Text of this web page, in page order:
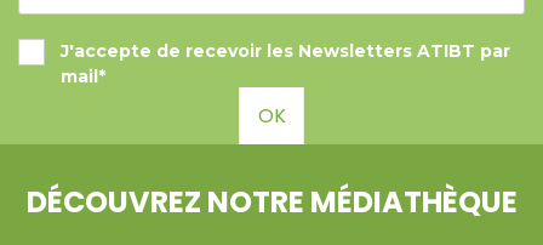
J'accepte de recevoir les Newsletters ATIBT par
mail*
OK
DÉCOUVREZ NOTRE MÉDIATHÈQUE